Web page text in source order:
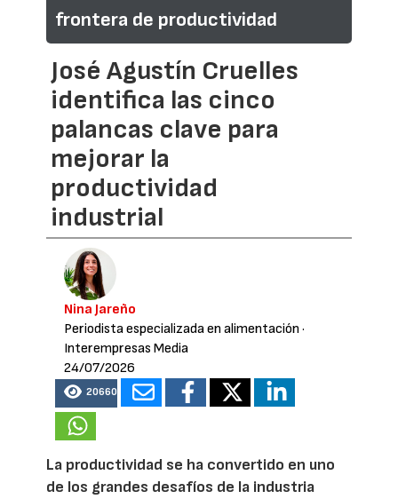
frontera de productividad
José Agustín Cruelles
identifica las cinco
palancas clave para
mejorar la
productividad
industrial
Nina Jareño
Periodista especializada en alimentación ·
Interempresas Media
24/07/2026
20660
La productividad se ha convertido en uno
de los grandes desafíos de la industria